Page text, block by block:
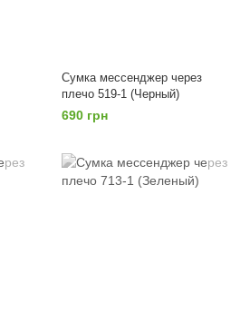
Сумка мессенджер через
плечо 519-1 (Черный)
690 грн